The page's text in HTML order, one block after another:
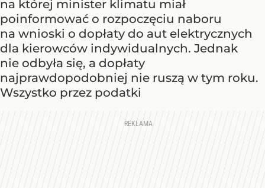
na której minister klimatu miał
poinformować o rozpoczęciu naboru
na wnioski o dopłaty do aut elektrycznych
dla kierowców indywidualnych. Jednak
nie odbyła się, a dopłaty
najprawdopodobniej nie ruszą w tym roku.
Wszystko przez podatki